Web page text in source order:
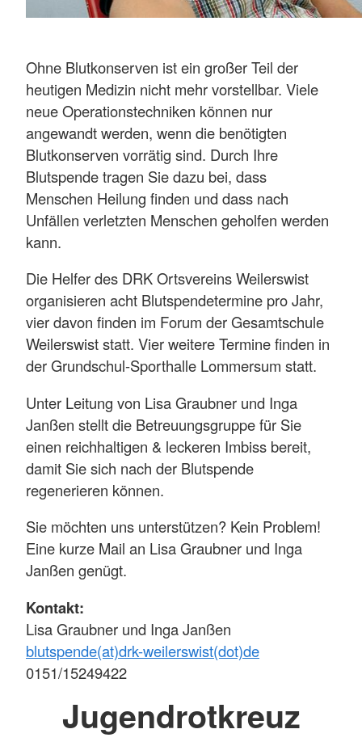
Ohne Blutkonserven ist ein großer Teil der
heutigen Medizin nicht mehr vorstellbar. Viele
neue Operationstechniken können nur
angewandt werden, wenn die benötigten
Blutkonserven vorrätig sind. Durch Ihre
Blutspende tragen Sie dazu bei, dass
Menschen Heilung finden und dass nach
Unfällen verletzten Menschen geholfen werden
kann.
Die Helfer des DRK Ortsvereins Weilerswist
organisieren acht Blutspendetermine pro Jahr,
vier davon finden im Forum der Gesamtschule
Weilerswist statt. Vier weitere Termine finden in
der Grundschul-Sporthalle Lommersum statt.
Unter Leitung von Lisa Graubner und Inga
Janßen stellt die Betreuungsgruppe für Sie
einen reichhaltigen & leckeren Imbiss bereit,
damit Sie sich nach der Blutspende
regenerieren können.
Sie möchten uns unterstützen? Kein Problem!
Eine kurze Mail an Lisa Graubner und Inga
Janßen genügt.
Kontakt:
Lisa Graubner und Inga Janßen
blutspende(at)drk-weilerswist(dot)de
0151/15249422
Jugendrotkreuz